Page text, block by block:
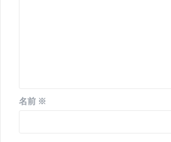
名前 ※